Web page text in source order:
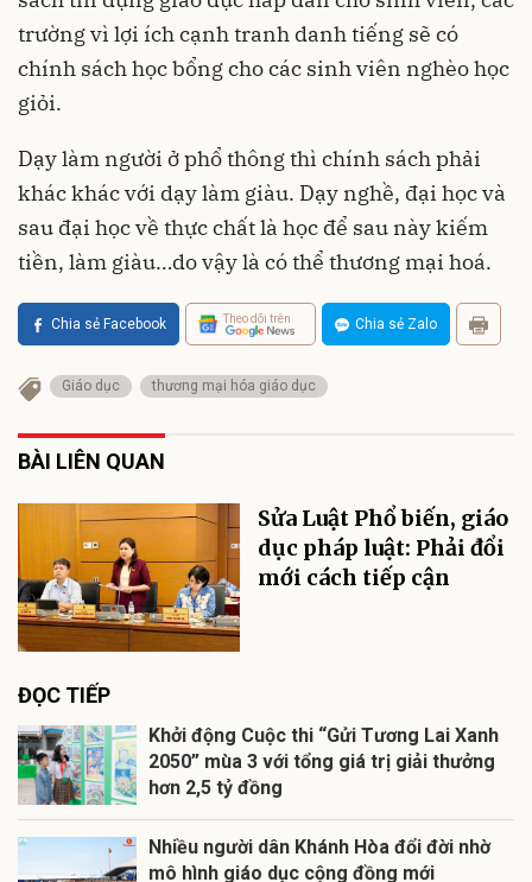
trường vì lợi ích cạnh tranh danh tiếng sẽ có
chính sách học bổng cho các sinh viên nghèo học
giỏi.
Dạy làm người ở phổ thông thì chính sách phải
khác khác với dạy làm giàu. Dạy nghề, đại học và
sau đại học về thực chất là học để sau này kiếm
tiền, làm giàu…do vậy là có thể thương mại hoá.
Chia sẻ Facebook Theo dõi trên Chia sẻ Zalo
Giáo dục thương mại hóa giáo dục
BÀI LIÊN QUAN
Sửa Luật Phổ biến, giáo
dục pháp luật: Phải đổi
mới cách tiếp cận
ĐỌC TIẾP
Khởi động Cuộc thi “Gửi Tương Lai Xanh
2050” mùa 3 với tổng giá trị giải thưởng
hơn 2,5 tỷ đồng
Nhiều người dân Khánh Hòa đổi đời nhờ
mô hình giáo dục cộng đồng mới